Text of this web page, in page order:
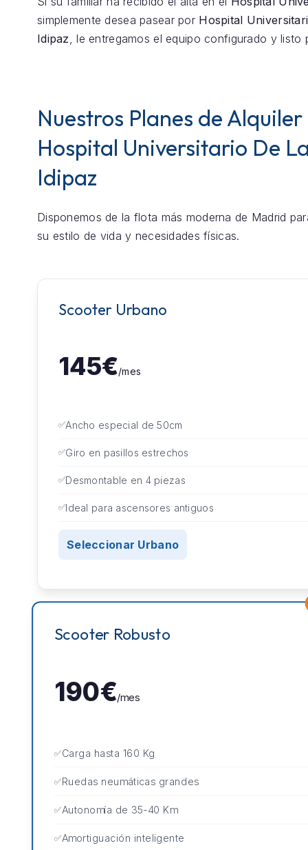
simplemente desea pasear por Hospital
Idipaz, le entregamos el equipo configurado y listo
Nuestros Planes de Alquiler
Hospital Universitario De
Idipaz
Disponemos de la flota más moderna de Madrid
su estilo de vida y necesidades físicas.
Scooter Urbano
145€/mes
Ancho especial de 50cm
Giro en pasillos estrechos
Desmontable en 4 piezas
Ideal para ascensores antiguos
Seleccionar Urbano
Scooter Robusto
190€/mes
Carga hasta 160 Kg
Ruedas neumáticas grandes
Autonomía de 35-40 Km
Amortiguación inteligente